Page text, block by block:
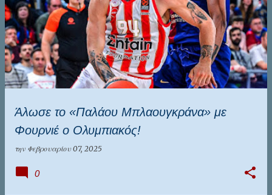
Άλωσε το «Παλάου Μπλαουγκράνα» με
Φουρνιέ ο Ολυμπιακός!
την Φεβρουαρίου 07, 2025
0